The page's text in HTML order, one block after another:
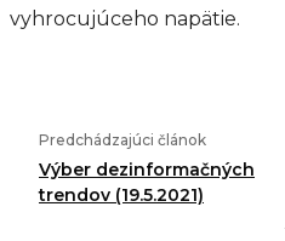
vyhrocujúceho napätie.
Predchádzajúci článok
Výber dezinformačných
trendov (19.5.2021)